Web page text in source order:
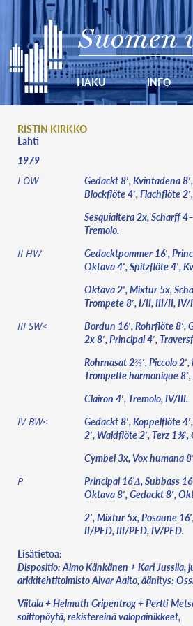
Suomen
HAKU INFO
RISTIN KIRKKO
Lahti
1979
I OW
Gedackt 8′, Kvintadena
Blockflöte 4′, Flachflöte
Sesquialtera 2x, Scharff
Tremolo.
II HW
Gedacktpommer 16′,
Oktava 4′, Spitzflöte 4′,
Oktava 2′, Mixtur 5x,
Trompete 8′, I/II, III/II, IV/
III SW<
Bordun 16′, Rohrflöte 8′,
2x 8′, Principal 4′,
Rohrnasat 2⅔′, Piccolo
Trompette harmonique 8′,
Clairon 4′, Tremolo, IV/III.
IV BW<
Gedackt 8′, Koppelflöte
2′, Waldflöte 2′, Terz 1⅗′,
Cymbel 3x, Vox humana
P
Principal 16’Δ, Subbass
Oktava 8′, Gedackt 8′,
2′, Mixtur 5x, Posaune
II/PED, III/PED, IV/PED.
Lisätietoa:
Dispositio: Aimo Känkänen + Kari Jussila,
arkkitehtitoimisto Alvar Aalto, äänitys:
Viitala + Helmuth Gripentrog + Pertti
soittopöytä, rekistereinä valopainikkeet,